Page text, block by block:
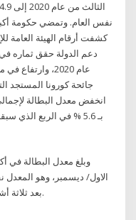
نفس العام. وتمضي حكومة
دعم الدولة حقق ثماره
عام 2020،
جائحة كورونا المستجد
الاول/ ديسمبر، وهو
بعد ثلاثة أشهر من التراجع، وفقا لوكالة العمل الفدرالية.